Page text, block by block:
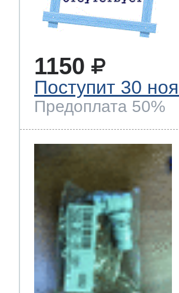
1150
Поступит 30
Предоплата 50%